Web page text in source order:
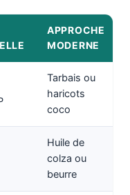
APPROCHE
MODERNE
Tarbais ou
haricots
coco
Huile de
colza ou
beurre